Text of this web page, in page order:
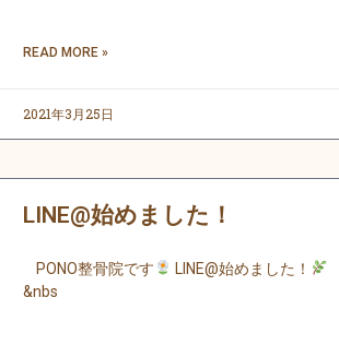
READ MORE »
2021年3月25日
LINE@始めました！
PONO整骨院です
LINE@始めました！
&nbs